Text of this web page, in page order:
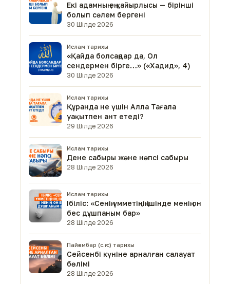
Екі адамның ең қайырлысы — бірінші
болып сәлем бергені
30 Шілде 2026
Ислам тарихы
«Қайда болсаңдар да, Ол
сендермен бірге…» («Хадид», 4)
30 Шілде 2026
Ислам тарихы
Құранда не үшін Алла Тағала
уақытпен ант етеді?
29 Шілде 2026
Ислам тарихы
Дене сабыры және нәпсі сабыры
28 Шілде 2026
Ислам тарихы
Ібіліс: «Сенің үмметіңнің ішінде менің он
бес дұшпаным бар»
28 Шілде 2026
Пайғамбар (с.ғ.с) тарихы
Сейсенбі күніне арналған салауат
бөлімі
28 Шілде 2026